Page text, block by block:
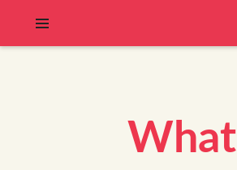
What